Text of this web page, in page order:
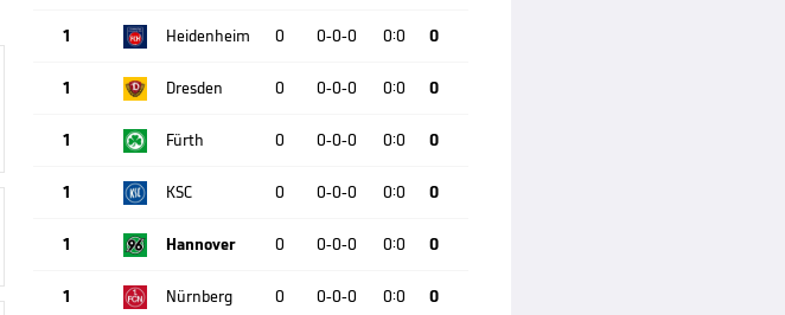
1 Heidenheim 0 0-0-0 0:0 0
1 Dresden 0 0-0-0 0:0 0
1 Fürth 0 0-0-0 0:0 0
1 KSC 0 0-0-0 0:0 0
1 Hannover 0 0-0-0 0:0 0
1 Nürnberg 0 0-0-0 0:0 0